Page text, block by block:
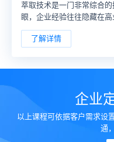
萃取技术是一门非常综合
眼，企业经验往往隐藏在
可以萃取人才的经验，让中
提高工作效率、改善工作
了解详情
企业
以上课程可依据客户需求设
通